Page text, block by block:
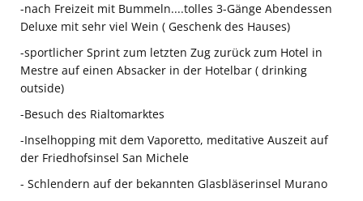
-nach Freizeit mit Bummeln....tolles 3-Gänge Abendessen
Deluxe mit sehr viel Wein ( Geschenk des Hauses)
-sportlicher Sprint zum letzten Zug zurück zum Hotel in
Mestre auf einen Absacker in der Hotelbar ( drinking
outside)
-Besuch des Rialtomarktes
-Inselhopping mit dem Vaporetto, meditative Auszeit auf
der Friedhofsinsel San Michele
- Schlendern auf der bekannten Glasbläserinsel Murano